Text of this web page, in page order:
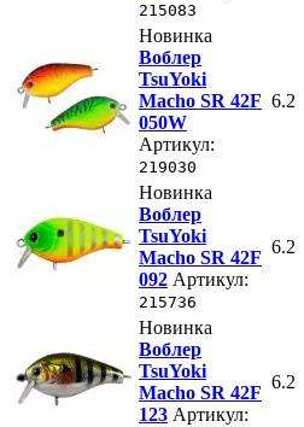
215083
Новинка
Воблер
TsuYoki
Macho SR 42F
050W
Артикул:
219030
6.2
Новинка
Воблер
TsuYoki
Macho SR 42F
092 Артикул:
215736
6.2
Новинка
Воблер
TsuYoki
Macho SR 42F
123 Артикул:
6.2